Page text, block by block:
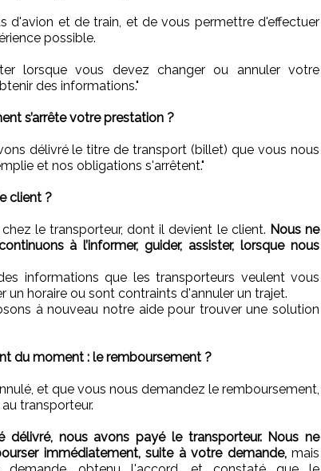
d'avion et de train, et de vous permettre d'effectuer
possible.
lorsque vous devez changer ou annuler votre
des informations."
s’arrête votre prestation ?
délivré le titre de transport (billet) que vous nous
et nos obligations s'arrêtent."
client ?
le transporteur, dont il devient le client. Nous ne
à l’informer, guider, assister, lorsque nous
informations que les transporteurs veulent vous
horaire ou sont contraints d'annuler un trajet.
à nouveau notre aide pour trouver une solution
du moment : le remboursement ?
et que vous nous demandez le remboursement,
transporteur.
nous avons payé le transporteur. Nous ne
immédiatement, suite à votre demande,mais